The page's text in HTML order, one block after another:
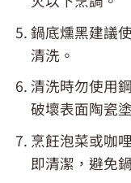
鍋底燻黑建議
清洗。
清洗時勿使用
破壞表面陶瓷
烹飪泡菜或咖
即清潔，避免